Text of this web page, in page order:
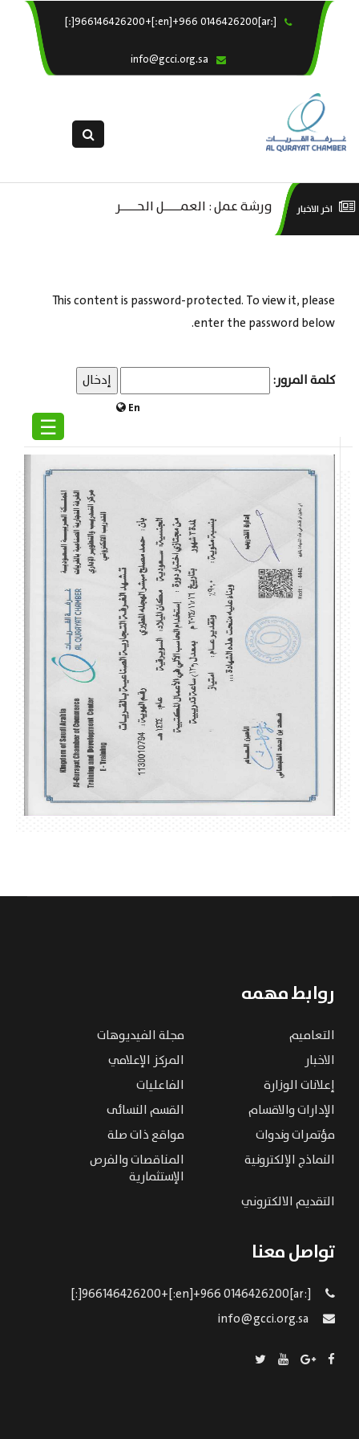
[:ar]966146426200+[:en]+966 0146426200[:]
En
☰
×
خدماتنا
التقديم الالكترونى
اخر الاخبار ورشة عمل : العمـــــل الحـــــر
This content is password-protected. To view it, please
enter the password below.
كلمة المرور:
روابط مهمه
التعاميم
مجلة الفيديوهات
الاخبار
المركز الإعلامي
إعلانات الوزارة
الفاعليات
الإدارات والاقسام
القسم النسائى
مؤتمرات وندوات
مواقع ذات صلة
النماذج الإلكترونية
المناقصات والفرص
الإستثمارية
التقديم الالكتروني
تواصل معنا
[:ar]966146426200+[:en]+966 0146426200[:]